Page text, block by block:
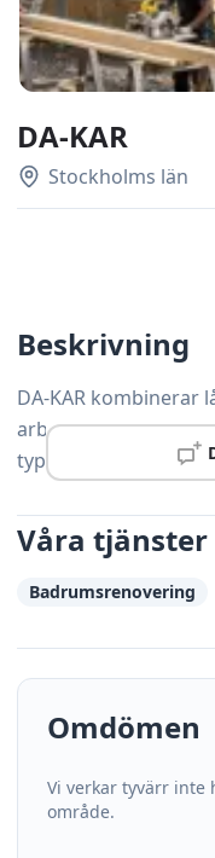
DA-KAR
Stockholms län
Beskrivning
DA-KAR kombinerar
arbetsmetoder och
typer av
Våra tjänster
Badrumsrenovering
Omdömen
Vi verkar tyvärr
område.